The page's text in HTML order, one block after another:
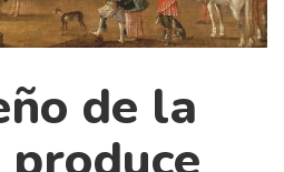
chilena
de la